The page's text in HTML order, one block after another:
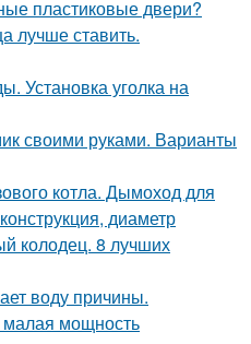
пластиковые двери?
лучше ставить.
Установка уголка на
своими руками. Варианты
котла. Дымоход для
диаметр
колодец. 8 лучших
воду причины.
малая мощность